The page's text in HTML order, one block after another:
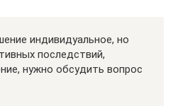
индивидуальное, но
последствий,
нужно обсудить вопрос